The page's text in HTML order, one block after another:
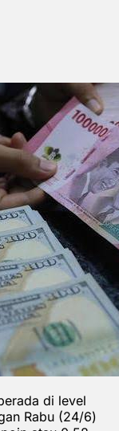
di level
Rabu (24/6)